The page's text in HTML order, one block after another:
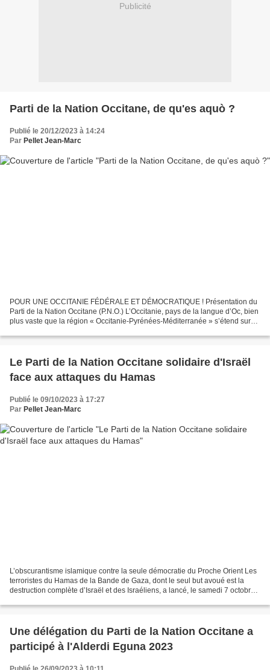
Publicité
Parti de la Nation Occitane, de qu'es aquò ?
Publié le 20/12/2023 à 14:24
Par Pellet Jean-Marc
POUR UNE OCCITANIE FÉDÉRALE ET DÉMOCRATIQUE ! Présentation du
Parti de la Nation Occitane (P.N.O.) L’Occitanie, pays de la langue d’Oc, bien
plus vaste que la région « Occitanie-Pyrénées-Méditerranée » s’étend sur
Le Parti de la Nation Occitane solidaire d'Israël
face aux attaques du Hamas
Publié le 09/10/2023 à 17:27
Par Pellet Jean-Marc
L’obscurantisme islamique contre la seule démocratie du Proche Orient Les
terroristes du Hamas de la Bande de Gaza, dont le seul but avoué est la
destruction complète d’Israël et des Israéliens, a lancé, le samedi 7 octobre,
Une délégation du Parti de la Nation Occitane a
participé à l'Alderdi Eguna 2023